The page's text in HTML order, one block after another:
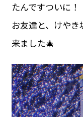
たんですついに！
お友達と、けや
来ました🎄